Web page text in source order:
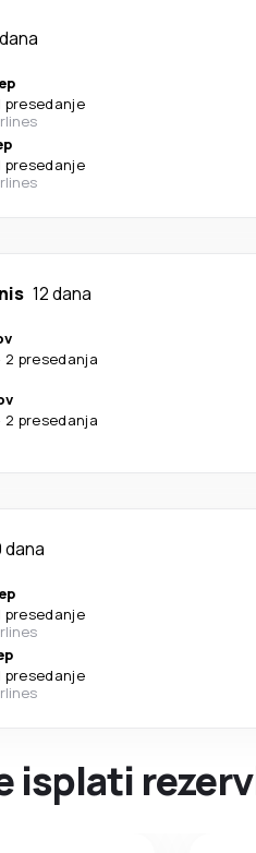
presedanje
presedanje
12 dana
2 presedanja
2 presedanja
dana
presedanje
presedanje
isplati